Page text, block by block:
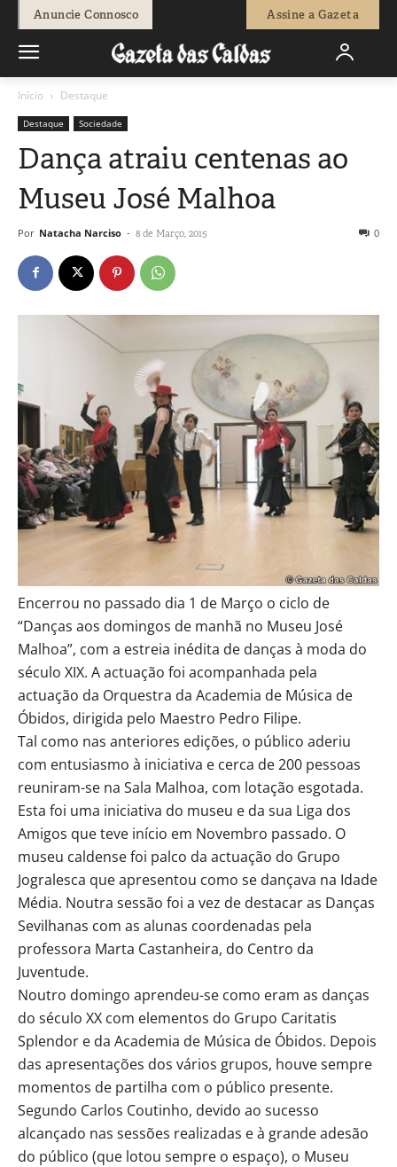
Anuncie Connosco Assine a Gazeta
Início Destaque
Destaque Sociedade
Dança atraiu centenas ao
Museu José Malhoa
Por Natacha Narciso - 8 de Março, 2015 0
Encerrou no passado dia 1 de Março o ciclo de
“Danças aos domingos de manhã no Museu José
Malhoa”, com a estreia inédita de danças à moda do
século XIX. A actuação foi acompanhada pela
actuação da Orquestra da Academia de Música de
Óbidos, dirigida pelo Maestro Pedro Filipe.
Tal como nas anteriores edições, o público aderiu
com entusiasmo à iniciativa e cerca de 200 pessoas
reuniram-se na Sala Malhoa, com lotação esgotada.
Esta foi uma iniciativa do museu e da sua Liga dos
Amigos que teve início em Novembro passado. O
museu caldense foi palco da actuação do Grupo
Jogralesca que apresentou como se dançava na Idade
Média. Noutra sessão foi a vez de destacar as Danças
Sevilhanas com as alunas coordenadas pela
professora Marta Castanheira, do Centro da
Juventude.
Noutro domingo aprendeu-se como eram as danças
do século XX com elementos do Grupo Caritatis
Splendor e da Academia de Música de Óbidos. Depois
das apresentações dos vários grupos, houve sempre
momentos de partilha com o público presente.
Segundo Carlos Coutinho, devido ao sucesso
alcançado nas sessões realizadas e à grande adesão
do público (que lotou sempre o espaço), o Museu